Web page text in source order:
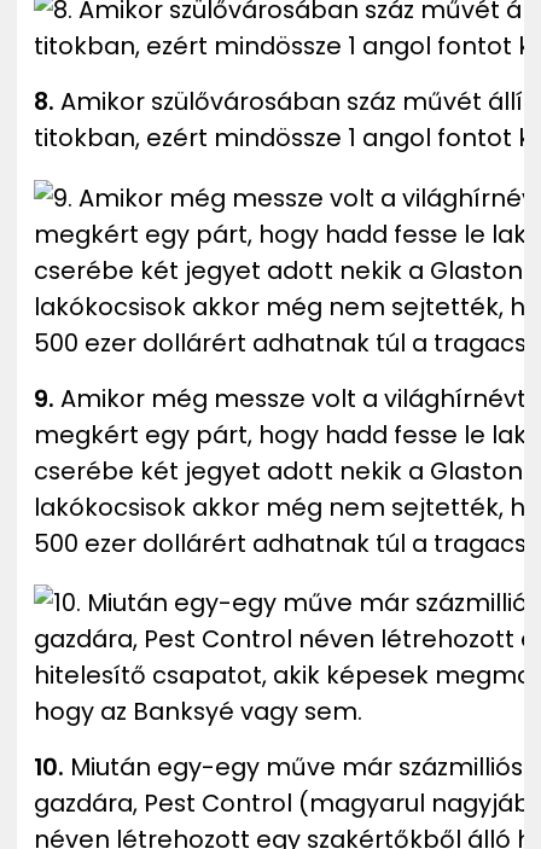
8. Amikor szülővárosában száz művét
titokban, ezért mindössze 1 angol fontot
9. Amikor még messze volt a
megkért egy párt, hogy hadd fesse le
cserébe két jegyet adott nekik a
lakókocsisok akkor még nem sejtették,
500 ezer dollárért adhatnak túl a
10. Miután egy-egy műve már százmilliós
gazdára, Pest Control (magyarul
néven létrehozott egy szakértőkből álló